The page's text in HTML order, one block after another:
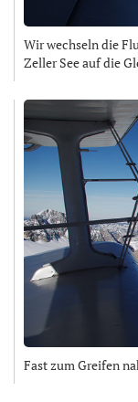
Wir wechseln die
Zeller See auf die
Fast zum Greifen